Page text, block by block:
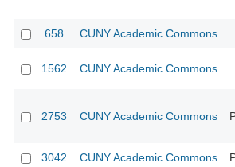
658 CUNY Academic Commons
1562 CUNY Academic Commons
2753 CUNY Academic Commons
3042 CUNY Academic Commons